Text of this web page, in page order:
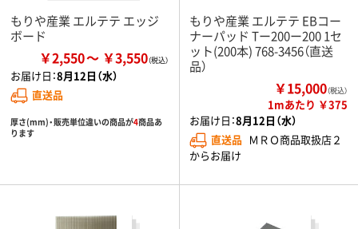
もりや産業 エルテテ エッジ
ボード
￥2,550 ￥3,550
お届け日：8月12日（水）
直送品
厚さ(mm)・販売単位違いの商品が4商品あ
ります
もりや産業 エルテテ EBコー
ナーパッド Tー200ー200 1セ
ット(200本) 768-3456（直送
品）
￥15,000（税込）
1mあたり ￥375
お届け日：8月12日（水）
直送品 ＭＲＯ商品取扱店２
からお届け